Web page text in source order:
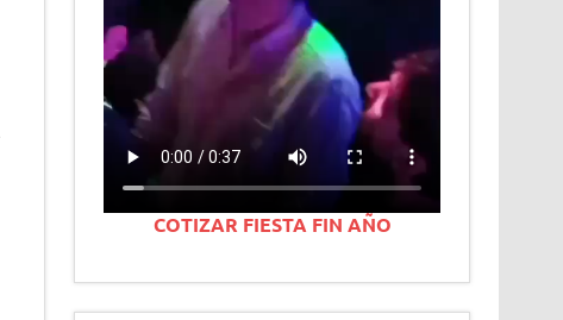
COTIZAR FIESTA FIN AÑO